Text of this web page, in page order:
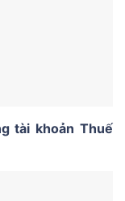
tài khoản Thuế